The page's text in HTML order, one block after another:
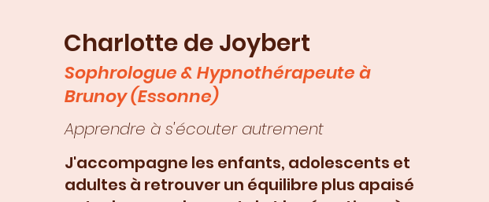
Charlotte de Joybert
Sophrologue & Hypnothérapeute à
Brunoy (Essonne)
Apprendre à s'écouter autrement
J'accompagne les enfants, adolescents et
adultes à retrouver un équilibre plus apaisé